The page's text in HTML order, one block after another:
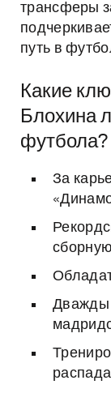
трансферы
путь в
Какие
Блохина
футбола?
За
Дважды